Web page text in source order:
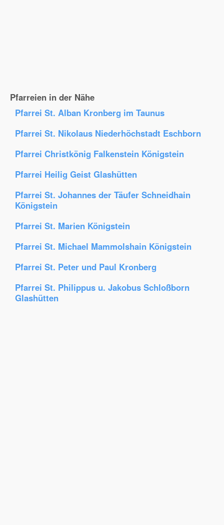
Pfarreien in der Nähe
Pfarrei St. Alban Kronberg im Taunus
Pfarrei St. Nikolaus Niederhöchstadt Eschborn
Pfarrei Christkönig Falkenstein Königstein
Pfarrei Heilig Geist Glashütten
Pfarrei St. Johannes der Täufer Schneidhain
Königstein
Pfarrei St. Marien Königstein
Pfarrei St. Michael Mammolshain Königstein
Pfarrei St. Peter und Paul Kronberg
Pfarrei St. Philippus u. Jakobus Schloßborn
Glashütten